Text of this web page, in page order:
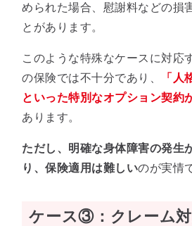
められた場合、慰謝料などの損
とがあります。
このような特殊なケースに対応
の保険では不十分であり、
「人
といった特別なオプション契約
あります。
ただし、明確な身体障害の発生
り、保険適用は難しいのが実情
ケース③：クレーム